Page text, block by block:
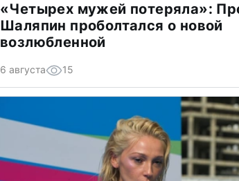
«Четырех мужей потеряла»:
Шаляпин проболтался о новой
возлюбленной
6 августа 15